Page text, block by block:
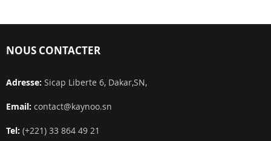
NOUS CONTACTER
Adresse: Sicap Liberte 6, Dakar,SN,
Email: contact@kaynoo.sn
Tel: (+221) 33 864 49 21